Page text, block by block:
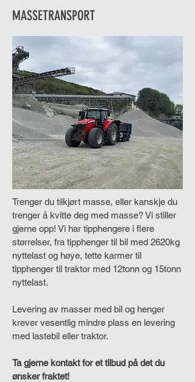
MASSETRANSPORT
Trenger du tilkjørt masse, eller kanskje du
trenger å kvitte deg med masse? Vi stiller
gjerne opp! Vi har tipphengere i flere
størrelser, fra tipphenger til bil med 2620kg
nyttelast og høye, tette karmer til
tipphenger til traktor med 12tonn og 15tonn
nyttelast.
Levering av masser med bil og henger
krever vesentlig mindre plass en levering
med lastebil eller traktor.
Ta gjerne kontakt for et tilbud på det du
ønsker fraktet!